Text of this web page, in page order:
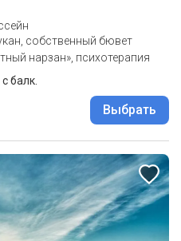
собственный бювет
нарзан», психотерапия
балк.
Выбрать